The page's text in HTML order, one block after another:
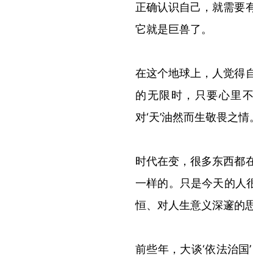
正确认识自己，就需要
它就是巨兽了。
在这个地球上，人觉得
的无限时，只要心里
对‘天’油然而生敬畏之情
时代在变，很多东西都
一样的。只是今天的人
恒、对人生意义深邃的
前些年，大谈‘依法治